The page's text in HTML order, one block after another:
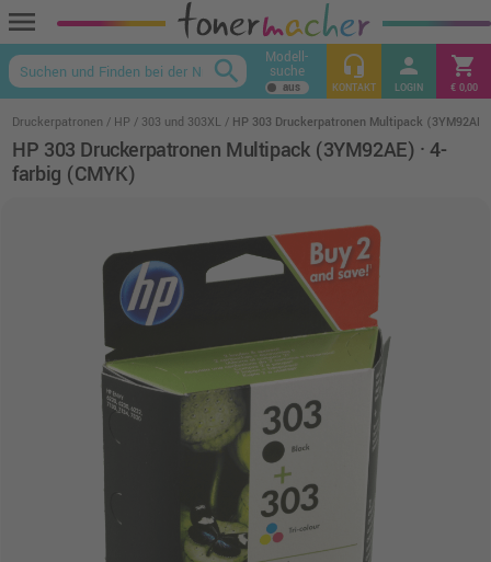
menu
keyboard_arrow_up
search Modell-
suche headset_mic
KONTAKT
person
LOGIN
shopping_cart
€ 0,00
Druckerpatronen HP 303 und 303XL HP 303 Druckerpatronen Multipack
HP 303 Druckerpatronen Multipack (3YM92AE) · 4-
farbig (CMYK)